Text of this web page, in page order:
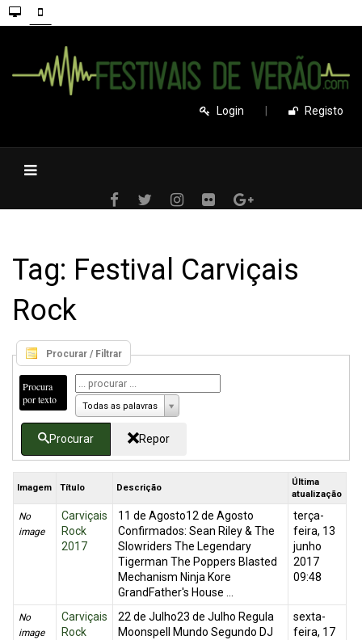
Login Registo
Tag: Festival Carviçais
Rock
Procurar / Filtrar
Procura
por texto
Todas as palavras
Procurar Repor
Imagem Título Descrição
Última
atualização
No
image
Carviçais
Rock
2017
11 de Agosto12 de Agosto
Confirmados: Sean Riley & The
Slowriders The Legendary
Tigerman The Poppers Blasted
Mechanism Ninja Kore
GrandFather's House ...
terça-
feira, 13
junho
2017
09:48
No
image
Carviçais
Rock
22 de Julho23 de Julho Regula
Moonspell Mundo Segundo DJ
sexta-
feira, 17